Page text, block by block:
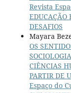
Revista
EDUCAÇÃO
DESAFIOS
Mayara
OS
CIÊNCIAS
PARTIR DE
Espaço do